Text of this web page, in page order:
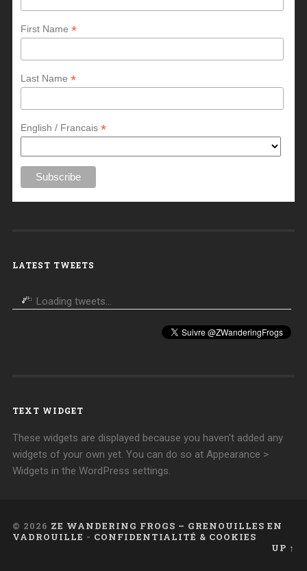
First Name*
Last Name*
English / Francais*
LATEST TWEETS
Loading tweets...
TEXT WIDGET
These widgets are displayed because you haven't added any
widgets of your own yet. You can do so at Appearance >
Widgets in the WordPress settings.
© 2026 ZE WANDERING FROGS – GRENOUILLES EN
VADROUILLE - CONFIDENTIALITÉ & COOKIES
UP ↑